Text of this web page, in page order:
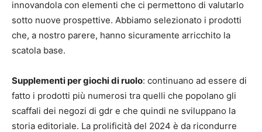
innovandola con elementi che ci permettono di valutarlo
sotto nuove prospettive. Abbiamo selezionato i prodotti
che, a nostro parere, hanno sicuramente arricchito la
scatola base.
Supplementi per giochi di ruolo: continuano ad essere di
fatto i prodotti più numerosi tra quelli che popolano gli
scaffali dei negozi di gdr e che quindi ne sviluppano la
storia editoriale. La prolificità del 2024 è da ricondurre